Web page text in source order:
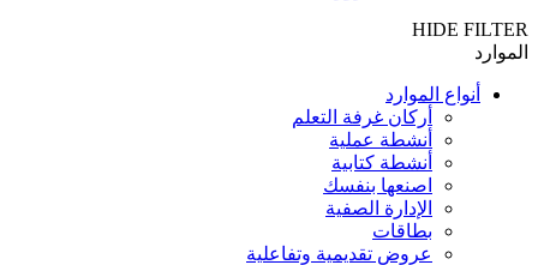
HIDE FILTER
الموارد
أنواع الموارد
أركان غرفة التعلم
أنشطة عملية
أنشطة كتابية
اصنعها بنفسك
الإدارة الصفية
بطاقات
عروض تقديمية وتفاعلية